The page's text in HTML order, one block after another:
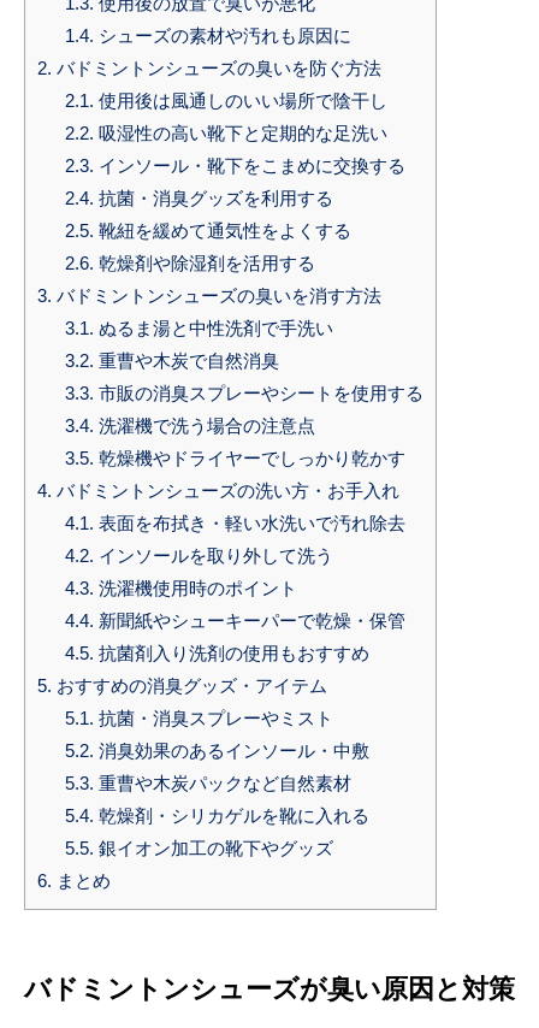
1.4. シューズの素材や汚れも原因に
2. バドミントンシューズの臭いを防ぐ方法
2.1. 使用後は風通しのいい場所で陰干し
2.2. 吸湿性の高い靴下と定期的な足洗い
2.3. インソール・靴下をこまめに交換する
2.4. 抗菌・消臭グッズを利用する
2.5. 靴紐を緩めて通気性をよくする
2.6. 乾燥剤や除湿剤を活用する
3. バドミントンシューズの臭いを消す方法
3.1. ぬるま湯と中性洗剤で手洗い
3.2. 重曹や木炭で自然消臭
3.3. 市販の消臭スプレーやシートを使用する
3.4. 洗濯機で洗う場合の注意点
3.5. 乾燥機やドライヤーでしっかり乾かす
4. バドミントンシューズの洗い方・お手入れ
4.1. 表面を布拭き・軽い水洗いで汚れ除去
4.2. インソールを取り外して洗う
4.3. 洗濯機使用時のポイント
4.4. 新聞紙やシューキーパーで乾燥・保管
4.5. 抗菌剤入り洗剤の使用もおすすめ
5. おすすめの消臭グッズ・アイテム
5.1. 抗菌・消臭スプレーやミスト
5.2. 消臭効果のあるインソール・中敷
5.3. 重曹や木炭パックなど自然素材
5.4. 乾燥剤・シリカゲルを靴に入れる
5.5. 銀イオン加工の靴下やグッズ
6. まとめ
バドミントンシューズが臭い原因と対策